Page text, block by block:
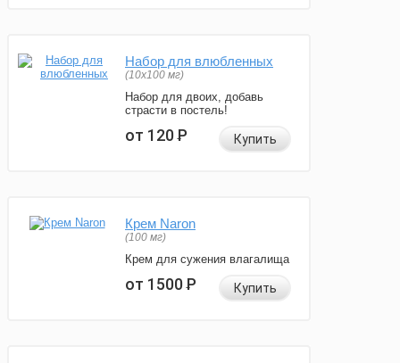
Набор для влюбленных
(10х100 мг)
Набор для двоих, добавь
страсти в постель!
от 120Р Купить
Крем Naron
(100 мг)
Крем для сужения влагалища
от 1500Р Купить